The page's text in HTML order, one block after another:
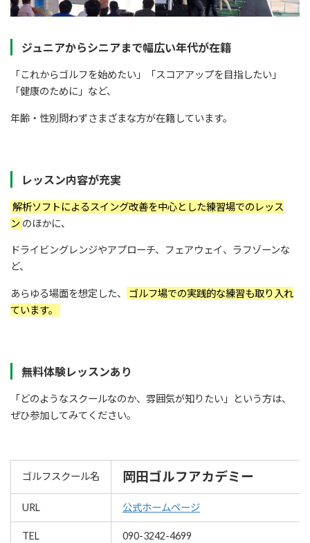
ジュニアからシニアまで幅広い年代が在籍
「これからゴルフを始めたい」「スコアアップを目指したい」
「健康のために」など、
年齢・性別問わずさまざまな方が在籍しています。
レッスン内容が充実
解析ソフトによるスイング改善を中心とした練習場でのレッス
ン のほかに、
ドライビングレンジやアプローチ、フェアウェイ、ラフゾーンな
ど、
あらゆる場面を想定した、
ゴルフ場での実践的な練習も取り入れ
ています。
無料体験レッスンあり
「どのようなスクールなのか、雰囲気が知りたい」という方は、
ぜひ参加してみてください。
ゴルフスクール名 岡田ゴルフアカデミー
URL 公式ホームページ
TEL 090-3242-4699